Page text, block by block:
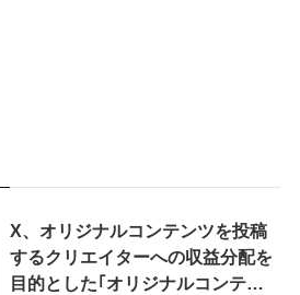
X、オリジナルコンテンツを投稿
するクリエイターへの収益分配を
目的とした｢オリジナルコンテン